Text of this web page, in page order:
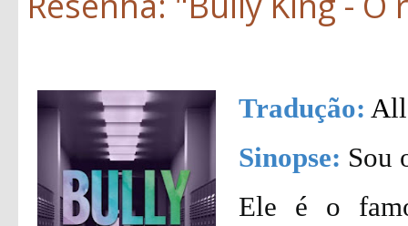
Tradução:
Sinopse: Sou
Ele é o